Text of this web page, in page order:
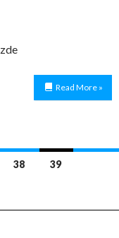
Read More »
38 39